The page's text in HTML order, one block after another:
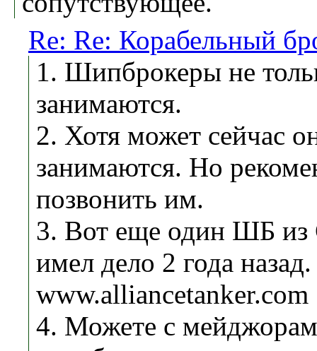
Re: Re: Корабельный
1. Шипброкеры не
занимаются.
2. Хотя может сейчас
занимаются. Но
позвонить им.
3. Вот еще один ШБ из
имел дело 2 года назад.
www.alliancetanker.com
4. Можете с